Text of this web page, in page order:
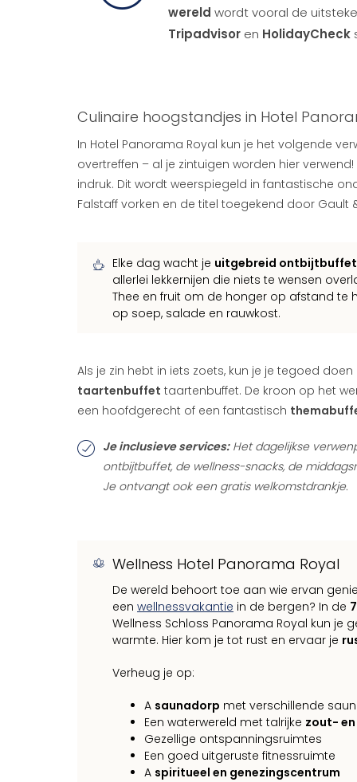
wereld wordt vooral de
Tripadvisor en HolidayCheck
Culinaire hoogstandjes in Hotel
In Hotel Panorama Royal kun je het volgende
overtreffen – al je zintuigen worden hier
indruk. Dit wordt weerspiegeld in fantastische
Falstaff vorken en de titel toegekend door Gault
Elke dag wacht je uitgebreid ontbijtbuffet
allerlei lekkernijen die niets te wensen
Thee en fruit om de honger op afstand te
op soep, salade en rauwkost.
Als je zin hebt in iets zoets, kun je je tegoed
taartenbuffet taartenbuffet. De kroon op het
een hoofdgerecht of een fantastisch
Je inclusieve services:Het dagelijkse
ontbijtbuffet, de wellness-snacks, de
Je ontvangt ook een gratis welkomstdrankje.
Wellness Hotel Panorama Royal
De wereld behoort toe aan wie ervan
een wellnessvakantie in de bergen? In de
Wellness Schloss Panorama Royal kun je
warmte. Hier kom je tot rust en ervaar je
Verheug je op:
A saunadorp met verschillende
Een waterwereld met talrijke zout-
Gezellige ontspanningsruimtes
Een goed uitgeruste fitnessruimte
A spiritueel en genezingscentrum